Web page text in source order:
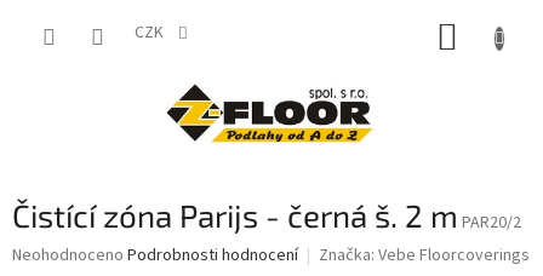
CZK
Čistící zóna Parijs - černá š. 2 m PAR20/2
Průměrné
Neohodnoceno Podrobnosti hodnocení Značka: Vebe Floorcoverings